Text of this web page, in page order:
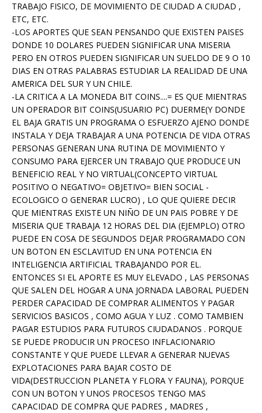
TRABAJO FISICO, DE MOVIMIENTO DE CIUDAD A CIUDAD ,
ETC, ETC.
-LOS APORTES QUE SEAN PENSANDO QUE EXISTEN PAISES
DONDE 10 DOLARES PUEDEN SIGNIFICAR UNA MISERIA
PERO EN OTROS PUEDEN SIGNIFICAR UN SUELDO DE 9 O 10
DIAS EN OTRAS PALABRAS ESTUDIAR LA REALIDAD DE UNA
AMERICA DEL SUR Y UN CHILE.
-LA CRITICA A LA MONEDA BIT COINS....= ES QUE MIENTRAS
UN OPERADOR BIT COINS(USUARIO PC) DUERME(Y DONDE
EL BAJA GRATIS UN PROGRAMA O ESFUERZO AJENO DONDE
INSTALA Y DEJA TRABAJAR A UNA POTENCIA DE VIDA OTRAS
PERSONAS GENERAN UNA RUTINA DE MOVIMIENTO Y
CONSUMO PARA EJERCER UN TRABAJO QUE PRODUCE UN
BENEFICIO REAL Y NO VIRTUAL(CONCEPTO VIRTUAL
POSITIVO O NEGATIVO= OBJETIVO= BIEN SOCIAL -
ECOLOGICO O GENERAR LUCRO) , LO QUE QUIERE DECIR
QUE MIENTRAS EXISTE UN NIÑO DE UN PAIS POBRE Y DE
MISERIA QUE TRABAJA 12 HORAS DEL DIA (EJEMPLO) OTRO
PUEDE EN COSA DE SEGUNDOS DEJAR PROGRAMADO CON
UN BOTON EN ESCLAVITUD EN UNA POTENCIA EN
INTELIGENCIA ARTIFICIAL TRABAJANDO POR EL.
ENTONCES SI EL APORTE ES MUY ELEVADO , LAS PERSONAS
QUE SALEN DEL HOGAR A UNA JORNADA LABORAL PUEDEN
PERDER CAPACIDAD DE COMPRAR ALIMENTOS Y PAGAR
SERVICIOS BASICOS , COMO AGUA Y LUZ . COMO TAMBIEN
PAGAR ESTUDIOS PARA FUTUROS CIUDADANOS . PORQUE
SE PUEDE PRODUCIR UN PROCESO INFLACIONARIO
CONSTANTE Y QUE PUEDE LLEVAR A GENERAR NUEVAS
EXPLOTACIONES PARA BAJAR COSTO DE
VIDA(DESTRUCCION PLANETA Y FLORA Y FAUNA), PORQUE
CON UN BOTON Y UNOS PROCESOS TENGO MAS
CAPACIDAD DE COMPRA QUE PADRES , MADRES ,